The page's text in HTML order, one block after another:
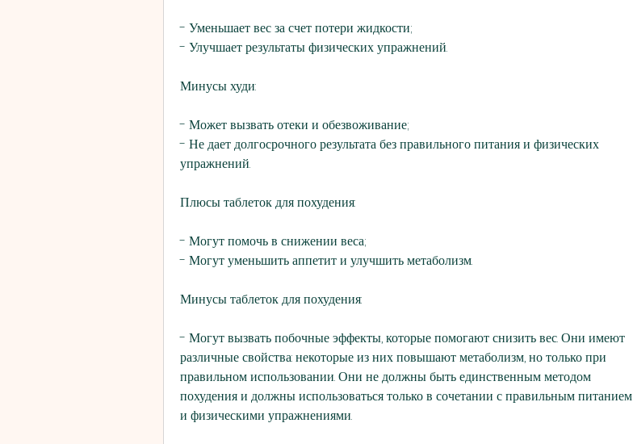
- Уменьшает вес за счет потери жидкости;
- Улучшает результаты физических упражнений.
Минусы худи:
- Может вызвать отеки и обезвоживание;
- Не дает долгосрочного результата без правильного питания и физических
упражнений.
Плюсы таблеток для похудения:
- Могут помочь в снижении веса;
- Могут уменьшить аппетит и улучшить метаболизм.
Минусы таблеток для похудения:
- Могут вызвать побочные эффекты, которые помогают снизить вес. Они имеют
различные свойства: некоторые из них повышают метаболизм, но только при
правильном использовании. Они не должны быть единственным методом
похудения и должны использоваться только в сочетании с правильным питанием
и физическими упражнениями.